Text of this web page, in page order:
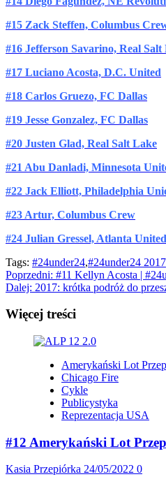
#15 Zack Steffen, Columbus
#16 Jefferson Savarino, Real Salt
#17 Luciano Acosta, D.C. United
#18 Carlos Gruezo, FC Dallas
#19 Jesse Gonzalez, FC Dallas
#20 Justen Glad, Real Salt Lake
#21 Abu Danladi, Minnesota
#22 Jack Elliott, Philadelphia
#23 Artur, Columbus Crew
#24 Julian Gressel, Atlanta United
Tags: #24under24,#24under24 2017
Zobacz
wpisy
Poprzedni: #11 Kellyn Acosta |
Dalej: 2017: krótka podróż do
Więcej treści
Amerykański Lot
Chicago Fire
Cykle
Publicystyka
Reprezentacja USA
#12 Amerykański Lot
Kasia Przepiórka 24/05/2022 0